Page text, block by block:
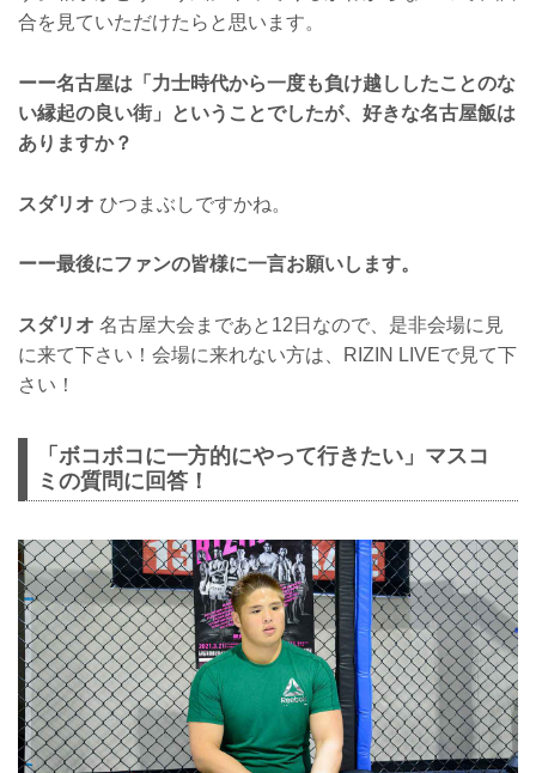
合を見ていただけたらと思います。
ーー名古屋は「力士時代から一度も負け越ししたことのな
い縁起の良い街」ということでしたが、好きな名古屋飯は
ありますか？
スダリオ ひつまぶしですかね。
ーー最後にファンの皆様に一言お願いします。
スダリオ 名古屋大会まであと12日なので、是非会場に見
に来て下さい！会場に来れない方は、RIZIN LIVEで見て下
さい！
「ボコボコに一方的にやって行きたい」マスコ
ミの質問に回答！